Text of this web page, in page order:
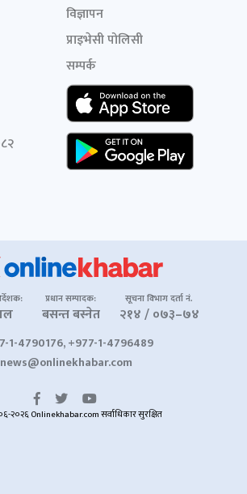
विज्ञापन
प्राइभेसी पोलिसी
सम्पर्क
प्रधान सम्पादक:
बसन्त बस्नेत
सूचना विभाग दर्ता नं.
२१४ / ०७३–७४
1-4790176, +977-1-4796489
news@onlinekhabar.com
२०२६ Onlinekhabar.com सर्वाधिकार सुरक्षित